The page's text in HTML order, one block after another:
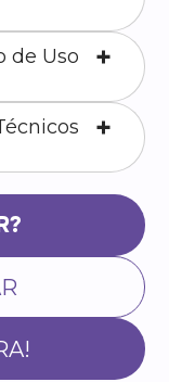
de Uso